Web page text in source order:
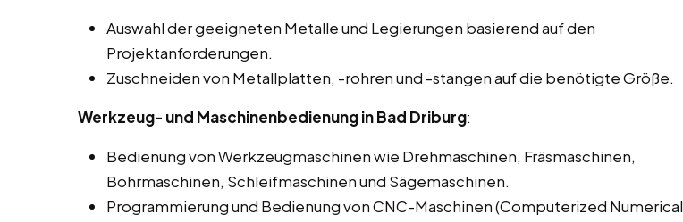
Auswahl der geeigneten Metalle und Legierungen basierend auf den
Projektanforderungen.
Zuschneiden von Metallplatten, -rohren und -stangen auf die benötigte Größe.
Werkzeug- und Maschinenbedienung in Bad Driburg:
Bedienung von Werkzeugmaschinen wie Drehmaschinen, Fräsmaschinen,
Bohrmaschinen, Schleifmaschinen und Sägemaschinen.
Programmierung und Bedienung von CNC-Maschinen (Computerized Numerical